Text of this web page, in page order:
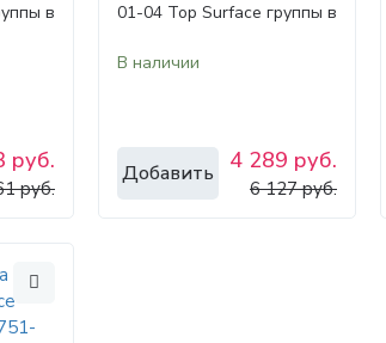
в
руб.
руб.
01-04 Top Surface группы в
В наличии
Добавить 4 289 руб.
6 127 руб.